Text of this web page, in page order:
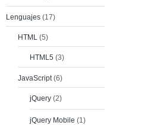
Lenguajes (17)
HTML (5)
HTML5 (3)
JavaScript (6)
jQuery (2)
jQuery Mobile (1)